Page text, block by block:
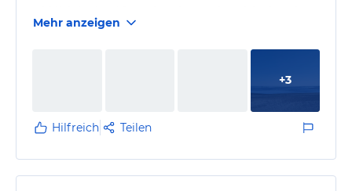
nicht) da das Meer zu flach ist. Muscheln sammeln
und Burgen bauen geht aber. Die Unterkunft war
Mehr anzeigen
+3
Hilfreich Teilen